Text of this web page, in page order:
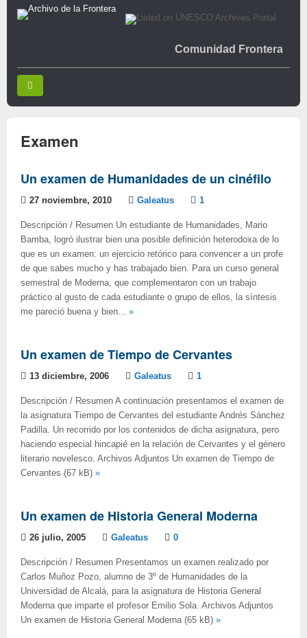
Comunidad Frontera
Examen
Un examen de Humanidades de un cinéfilo
27 noviembre, 2010 Galeatus 1
Descripción / Resumen Un estudiante de Humanidades, Mario
Bamba, logró ilustrar bien una posible definición heterodoxa de lo
que es un examen: un ejercicio retórico para convencer a un profe
de que sabes mucho y has trabajado bien. Para un curso general
semestral de Moderna, que complementaron con un trabajo
práctico al gusto de cada estudiante o grupo de ellos, la síntesis
me pareció buena y bien... »
Un examen de Tiempo de Cervantes
13 diciembre, 2006 Galeatus 1
Descripción / Resumen A continuación presentamos el examen de
la asignatura Tiempo de Cervantes del estudiante Andrés Sánchez
Padilla. Un recorrido por los contenidos de dicha asignatura, pero
haciendo especial hincapié en la relación de Cervantes y el género
literario novelesco. Archivos Adjuntos Un examen de Tiempo de
Cervantes (67 kB) »
Un examen de Historia General Moderna
26 julio, 2005 Galeatus 0
Descripción / Resumen Presentamos un examen realizado por
Carlos Muñoz Pozo, alumno de 3º de Humanidades de la
Universidad de Alcalá, para la asignatura de Historia General
Moderna que imparte el profesor Emilio Sola. Archivos Adjuntos
Un examen de Historia General Moderna (65 kB) »